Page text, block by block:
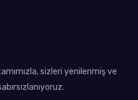
sizleri yenilenmiş ve